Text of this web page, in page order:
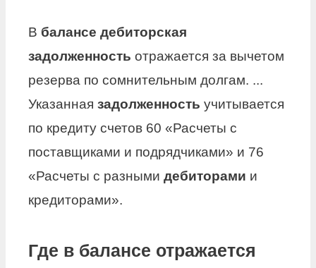
В балансе дебиторская
задолженность отражается за вычетом
резерва по сомнительным долгам. ...
Указанная задолженность учитывается
по кредиту счетов 60 «Расчеты с
поставщиками и подрядчиками» и 76
«Расчеты с разными дебиторами и
кредиторами».
Где в балансе отражается